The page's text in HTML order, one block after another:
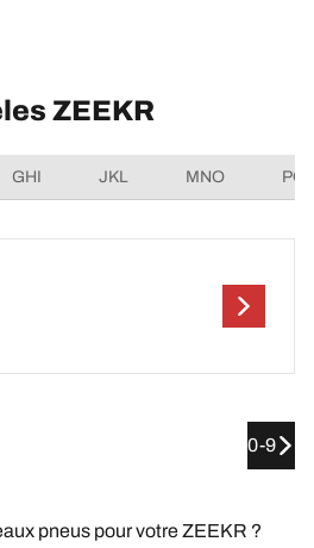
ZEEKR
GHI JKL MNO
0-9
pneus pour votre ZEEKR ?